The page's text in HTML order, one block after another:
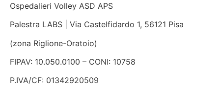
Ospedalieri Volley ASD APS
Palestra LABS | Via Castelfidardo 1, 56121 Pisa
(zona Riglione-Oratoio)
FIPAV: 10.050.0100 – CONI: 10758
P.IVA/CF: 01342920509